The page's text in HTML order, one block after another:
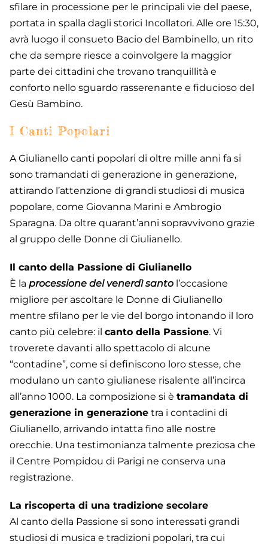
sfilare in processione per le principali vie del paese,
portata in spalla dagli storici Incollatori. Alle ore 15:30,
avrà luogo il consueto Bacio del Bambinello, un rito
che da sempre riesce a coinvolgere la maggior
parte dei cittadini che trovano tranquillità e
conforto nello sguardo rasserenante e fiducioso del
Gesù Bambino.
I Canti Popolari
A Giulianello canti popolari di oltre mille anni fa si
sono tramandati di generazione in generazione,
attirando l’attenzione di grandi studiosi di musica
popolare, come Giovanna Marini e Ambrogio
Sparagna. Da oltre quarant’anni sopravvivono grazie
al gruppo delle Donne di Giulianello.
Il canto della Passione di Giulianello
È la processione del venerdì santo l’occasione
migliore per ascoltare le Donne di Giulianello
mentre sfilano per le vie del borgo intonando il loro
canto più celebre: il canto della Passione. Vi
troverete davanti allo spettacolo di alcune
“contadine”, come si definiscono loro stesse, che
modulano un canto giulianese risalente all’incirca
all’anno 1000. La composizione si è tramandata di
generazione in generazione tra i contadini di
Giulianello, arrivando intatta fino alle nostre
orecchie. Una testimonianza talmente preziosa che
il Centre Pompidou di Parigi ne conserva una
registrazione.
La riscoperta di una tradizione secolare
Al canto della Passione si sono interessati grandi
studiosi di musica e tradizioni popolari, tra cui